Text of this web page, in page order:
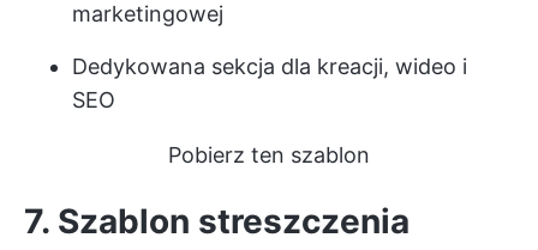
marketingowej
Dedykowana sekcja dla kreacji, wideo i
SEO
Pobierz ten szablon
7. Szablon streszczenia